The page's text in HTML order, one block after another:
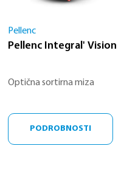
Pellenc
Pellenc Integral' Vision
Optična sortirna miza
PODROBNOSTI